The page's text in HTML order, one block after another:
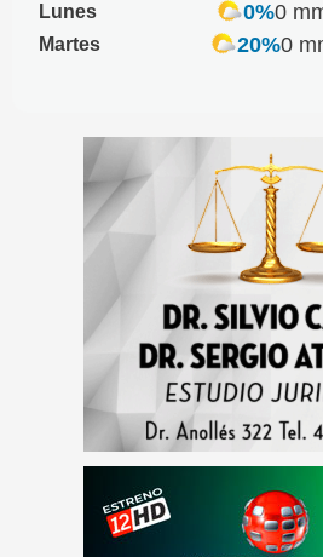
Lunes 0%0
Martes
20%0